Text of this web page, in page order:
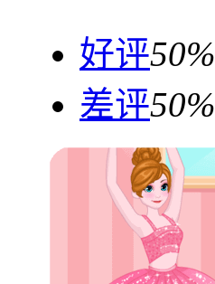
好评50%
差评50%